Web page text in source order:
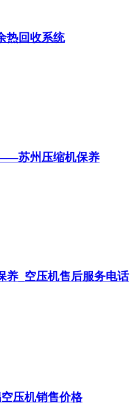
_空压机售后服务电话
压机销售价格
后服务电话，红五环